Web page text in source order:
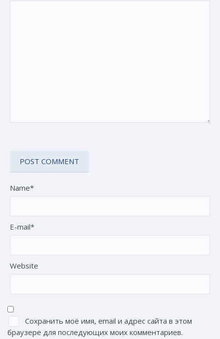
Name*
E-mail*
Website
Сохранить моё имя, email и адрес сайта в этом
браузере для последующих моих комментариев.